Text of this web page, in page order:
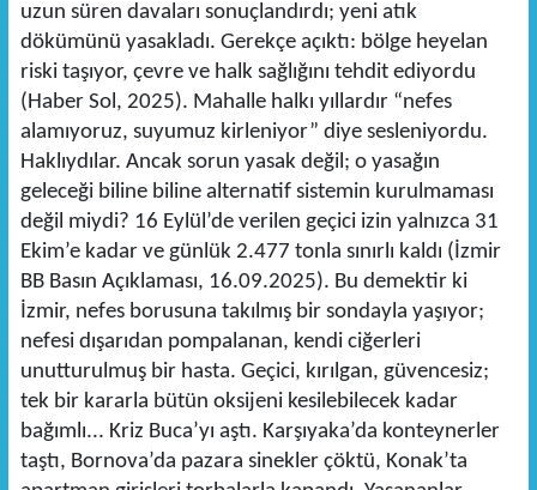
uzun süren davaları sonuçlandırdı; yeni atık
dökümünü yasakladı. Gerekçe açıktı: bölge heyelan
riski taşıyor, çevre ve halk sağlığını tehdit ediyordu
(Haber Sol, 2025). Mahalle halkı yıllardır “nefes
alamıyoruz, suyumuz kirleniyor” diye sesleniyordu.
Haklıydılar. Ancak sorun yasak değil; o yasağın
geleceği biline biline alternatif sistemin kurulmaması
değil miydi? 16 Eylül’de verilen geçici izin yalnızca 31
Ekim’e kadar ve günlük 2.477 tonla sınırlı kaldı (İzmir
BB Basın Açıklaması, 16.09.2025). Bu demektir ki
İzmir, nefes borusuna takılmış bir sondayla yaşıyor;
nefesi dışarıdan pompalanan, kendi ciğerleri
unutturulmuş bir hasta. Geçici, kırılgan, güvencesiz;
tek bir kararla bütün oksijeni kesilebilecek kadar
bağımlı... Kriz Buca’yı aştı. Karşıyaka’da konteynerler
taştı, Bornova’da pazara sinekler çöktü, Konak’ta